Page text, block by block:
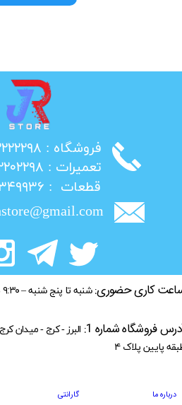
​فروشگاه : ۰۲۶۳۲۲۲۲۲۹۸
​تعمیرات : ۰۲۶۳۲۲۰۲۲۹۸
​قطعات : ۰۲۱۳۶۳۴۹۹۳۶
کاری حضوری: شنبه تا پنج شنبه – ۹:۳۰ صبح الی ۲۱:۰۰
درباره ما گارانتی
فروشگاه شماره 1:
البرز - کرج - میدان
پایین پلاک ۴